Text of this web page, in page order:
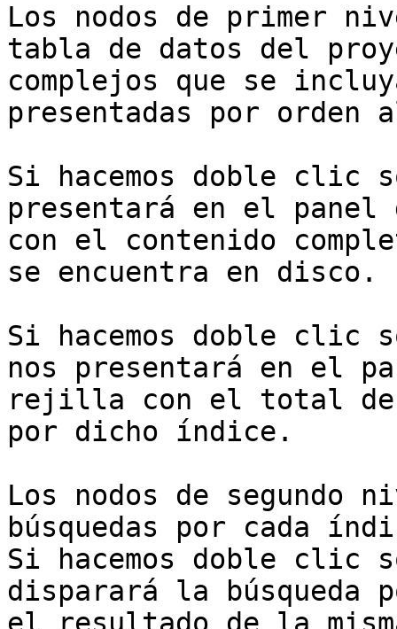
Los nodos de primer
tabla de datos del
complejos que se
presentadas por orden
Si hacemos doble clic
presentará en el
con el contenido
se encuentra en disco.
Si hacemos doble clic
nos presentará en el
rejilla con el total de
por dicho índice.
Los nodos de segundo
búsquedas por cada
Si hacemos doble clic
disparará la búsqueda